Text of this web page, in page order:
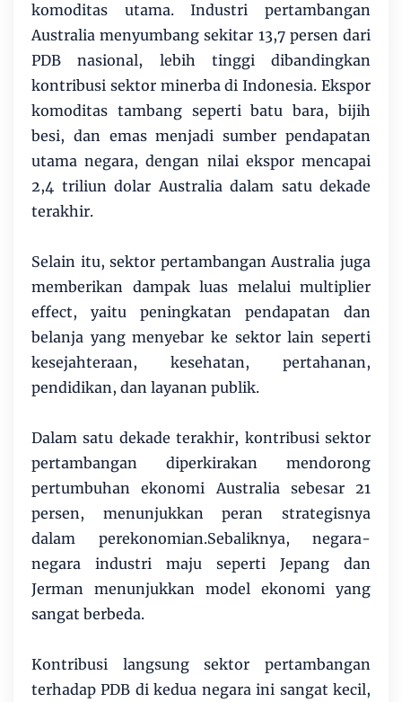
komoditas utama. Industri pertambangan
Australia menyumbang sekitar 13,7 persen dari
PDB nasional, lebih tinggi dibandingkan
kontribusi sektor minerba di Indonesia. Ekspor
komoditas tambang seperti batu bara, bijih
besi, dan emas menjadi sumber pendapatan
utama negara, dengan nilai ekspor mencapai
2,4 triliun dolar Australia dalam satu dekade
terakhir.
Selain itu, sektor pertambangan Australia juga
memberikan dampak luas melalui multiplier
effect, yaitu peningkatan pendapatan dan
belanja yang menyebar ke sektor lain seperti
kesejahteraan, kesehatan, pertahanan,
pendidikan, dan layanan publik.
Dalam satu dekade terakhir, kontribusi sektor
pertambangan diperkirakan mendorong
pertumbuhan ekonomi Australia sebesar 21
persen, menunjukkan peran strategisnya
dalam perekonomian.Sebaliknya, negara-
negara industri maju seperti Jepang dan
Jerman menunjukkan model ekonomi yang
sangat berbeda.
Kontribusi langsung sektor pertambangan
terhadap PDB di kedua negara ini sangat kecil,